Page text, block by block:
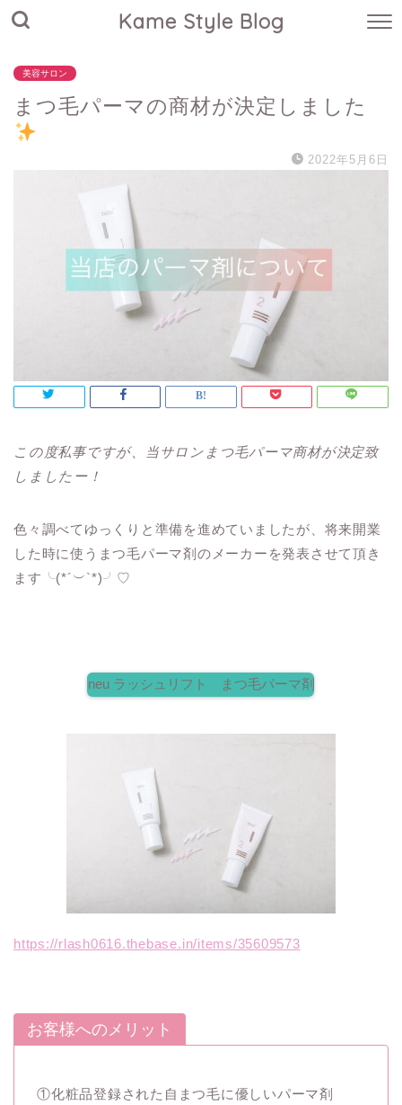
Kame Style Blog
美容サロン
まつ毛パーマの商材が決定しました
2022年5月6日
この度私事ですが、当サロンまつ毛パーマ商材が決定致
しましたー！
色々調べてゆっくりと準備を進めていましたが、将来開業
した時に使うまつ毛パーマ剤のメーカーを発表させて頂き
ます╰(*´︶`*)╯♡
neu ラッシュリフト まつ毛パーマ剤
https://rlash0616.thebase.in/items/35609573
お客様へのメリット
①化粧品登録された自まつ毛に優しいパーマ剤